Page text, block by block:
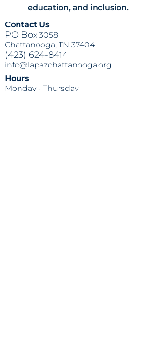
education, and inclusion.
Contact Us
PO Box 3058
Chattanooga, TN 37404
(423) 624-8414
info@lapazchattanooga.org
Hours
Monday - Thursday